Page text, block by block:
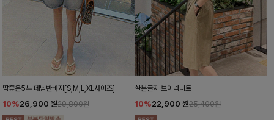
딱좋은5부 데님반바지[S,M,L,XL사이즈]
10%26,900 원29,800원
샬븐골지 브이넥니트
10%22,900 원25,400원